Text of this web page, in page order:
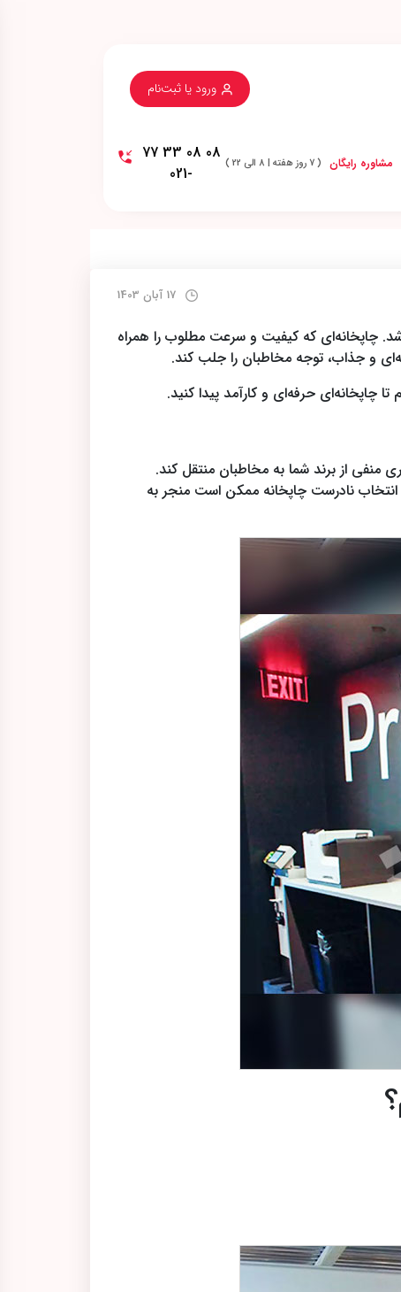
ورود یا ثبت‌نام
مشاوره رایگان ( 7 روز هفته | 8 الی 22 )
08 08 33 77
-021
17 آبان 1403
چاپخانه‌ای که کیفیت و سرعت مطلوب را همراه
و جذاب، توجه مخاطبان را جلب کند.
چاپخانه‌ای حرفه‌ای و کارآمد پیدا کنید.
منفی از برند شما به مخاطبان منتقل کند.
انتخاب نادرست چاپخانه ممکن است منجر به